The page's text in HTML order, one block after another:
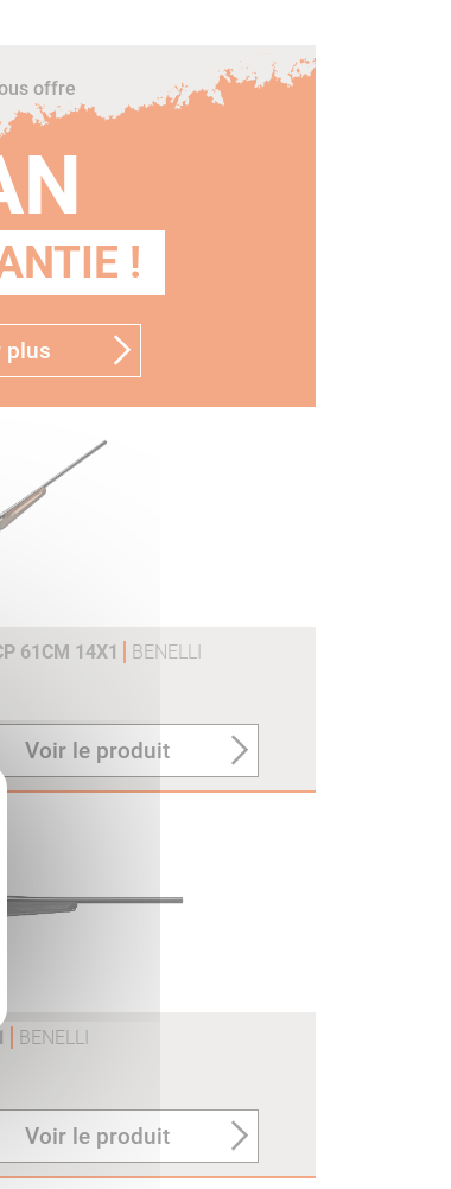
offre
!
plus
61CM 14X1 BENELLI
Voir le produit
BENELLI
Voir le produit